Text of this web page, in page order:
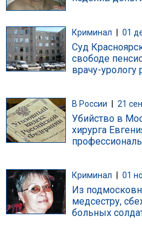
Криминал | 01
Суд
свободе
врачу-урологу
В России 21
Убийство в
хирурга
Криминал 01
Из
медсестру,
больных